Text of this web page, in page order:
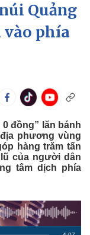
thời tiết
Quảng
vào phía
đồng” lăn bánh
phương vùng
hàng trăm tấn
của người dân
tâm dịch phía